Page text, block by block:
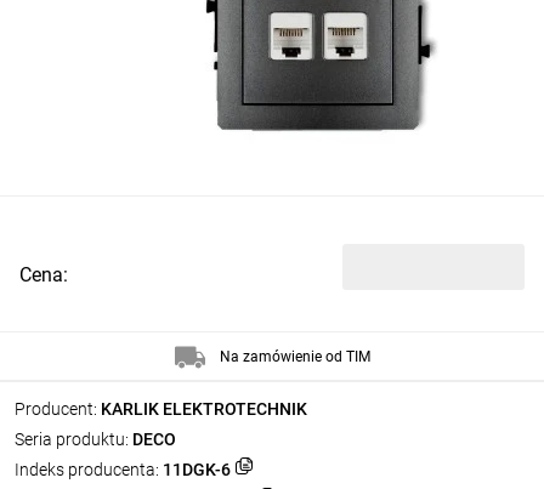
Producent: KARLIK ELEKTROTECHNIK
Seria produktu: DECO
Indeks producenta: 11DGK-6
Cena:
Na zamówienie od TIM